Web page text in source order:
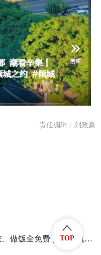
责任编辑：刘政豪
唐津高速唐山服务区，淋浴、洗衣、做饭全免费 货车司机路上有个“家”
TOP